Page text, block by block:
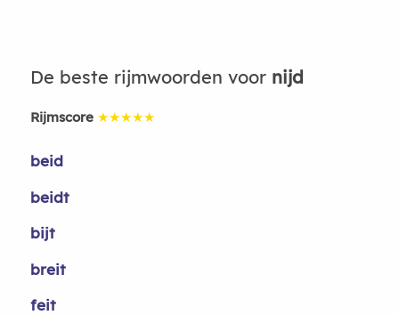
De beste rijmwoorden voor nijd
Rijmscore ★★★★★
beid
beidt
bijt
breit
feit